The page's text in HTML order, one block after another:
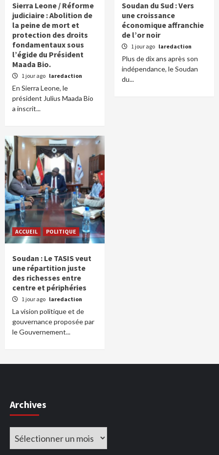
Sierra Leone / Réforme
judiciaire : Abolition de
la peine de mort et
protection des droits
fondamentaux sous
l’égide du Président
Maada Bio.
1 jour ago laredaction
En Sierra Leone, le
président Julius Maada Bio
a inscrit...
Soudan du Sud : Vers
une croissance
économique affranchie
de l’or noir
1 jour ago laredaction
Plus de dix ans après son
indépendance, le Soudan
du...
ACCUEIL POLITIQUE
Soudan : Le TASIS veut
une répartition juste
des richesses entre
centre et périphéries
1 jour ago laredaction
La vision politique et de
gouvernance proposée par
le Gouvernement...
Archives
Archives